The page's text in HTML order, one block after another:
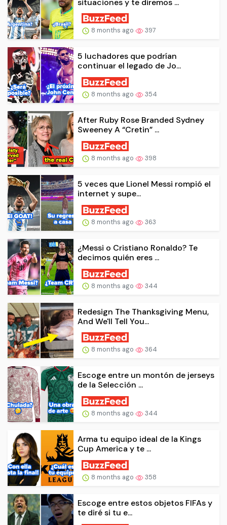
8 months ago 397
5 luchadores que podrían
continuar el legado de Jo...
8 months ago 354
After Ruby Rose Branded Sydney
Sweeney A “Cretin” ...
8 months ago 398
5 veces que Lionel Messi rompió el
internet y supe...
8 months ago 363
¿Messi o Cristiano Ronaldo? Te
decimos quién eres ...
8 months ago 344
Redesign The Thanksgiving Menu,
And We'll Tell You...
8 months ago 364
Escoge entre un montón de jerseys
de la Selección ...
8 months ago 344
Arma tu equipo ideal de la Kings
Cup America y te ...
8 months ago 358
Escoge entre estos objetos FIFAs y
te diré si tu e...